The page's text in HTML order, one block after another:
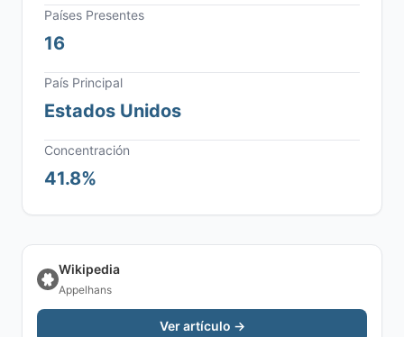
Países Presentes
16
País Principal
Estados Unidos
Concentración
41.8%
Wikipedia
Appelhans
Ver artículo →